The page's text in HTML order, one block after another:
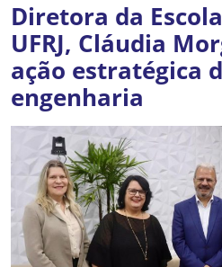
Diretora da
UFRJ, Cláudia
ação estratégica
engenharia